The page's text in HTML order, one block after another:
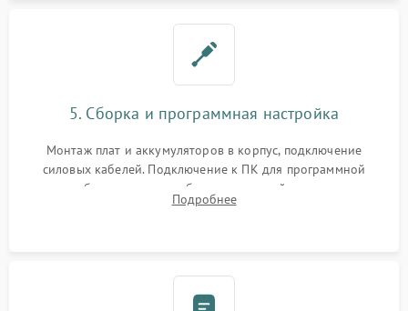
5. Сборка и программная настройка
Монтаж плат и аккумуляторов в корпус, подключение
силовых кабелей. Подключение к ПК для программной
калибровки констант батареи, настройки порогов
срабатывания AVR и сброса счетчиков старения АКБ.
Подробнее